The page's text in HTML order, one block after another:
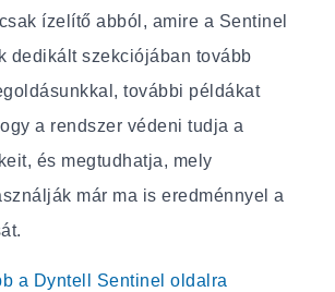
ízelítő abból, amire a Sentinel
dedikált szekciójában tovább
további példákat
a rendszer védeni tudja a
és megtudhatja, mely
már ma is eredménnyel a
a Dyntell Sentinel oldalra